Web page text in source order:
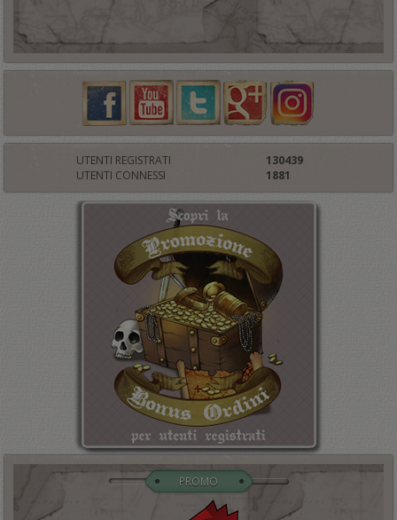
UTENTI REGISTRATI
130439
UTENTI CONNESSI
1881
PROMO